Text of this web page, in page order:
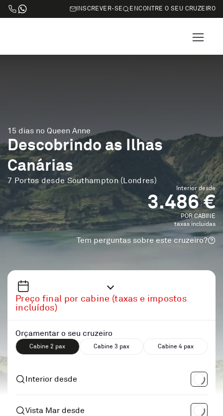
INSCREVER-SE ENCONTRE O SEU CRUZEIRO
15 dias no Queen Anne
Descobrindo as Ilhas
Canárias
7 Portos desde Southampton (Londres)
Interior desde
3.486 €
POR CABINE
taxas incluidas
Tem perguntas sobre este cruzeiro?
Preço final por cabine (taxas e impostos
incluídos)
Orçamentar o seu cruzeiro
Cabine 2 pax Cabine 3 pax Cabine 4 pax
Interior desde
Vista Mar desde